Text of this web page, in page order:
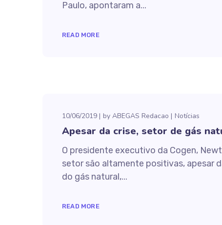
Paulo, apontaram a...
READ MORE
10/06/2019 by ABEGAS Redacao Notícias
Apesar da crise, setor de gás
O presidente executivo da Cogen,
setor são altamente positivas, apesar
do gás natural,...
READ MORE